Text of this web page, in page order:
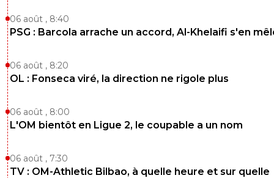
06 août , 8:40
PSG : Barcola arrache un accord, Al-Khelaifi s'en
06 août , 8:20
OL : Fonseca viré, la direction ne rigole plus
06 août , 8:00
L'OM bientôt en Ligue 2, le coupable a un nom
06 août , 7:30
TV : OM-Athletic Bilbao, à quelle heure et sur quelle